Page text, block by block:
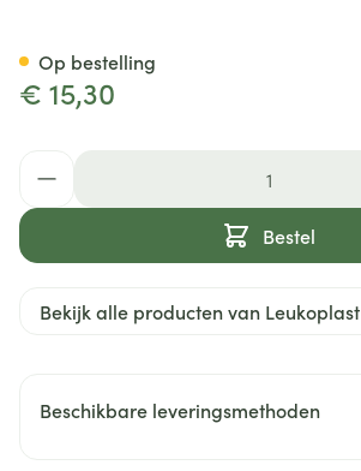
€ 15,30
Bestel
Op bestelling
Bekijk alle producten van Leukoplast
Beschikbare leveringsmethoden